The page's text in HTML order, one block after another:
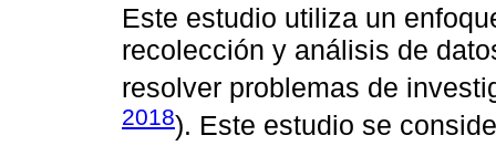
Este estudio utiliza un
recolección y análisis de
resolver problemas de
2018). Este estudio se